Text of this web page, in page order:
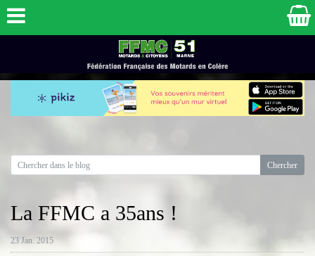
La FFMC a 35ans !
23 Jan. 2015